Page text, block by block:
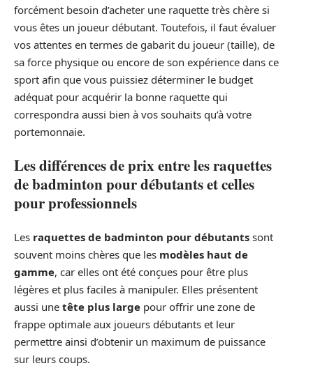
forcément besoin d’acheter une raquette très chère si
vous êtes un joueur débutant. Toutefois, il faut évaluer
vos attentes en termes de gabarit du joueur (taille), de
sa force physique ou encore de son expérience dans ce
sport afin que vous puissiez déterminer le budget
adéquat pour acquérir la bonne raquette qui
correspondra aussi bien à vos souhaits qu’à votre
portemonnaie.
Les différences de prix entre les raquettes
de badminton pour débutants et celles
pour professionnels
Les raquettes de badminton pour débutants sont
souvent moins chères que les modèles haut de
gamme, car elles ont été conçues pour être plus
légères et plus faciles à manipuler. Elles présentent
aussi une tête plus large pour offrir une zone de
frappe optimale aux joueurs débutants et leur
permettre ainsi d’obtenir un maximum de puissance
sur leurs coups.